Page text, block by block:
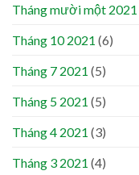
Tháng mười một 2021
Tháng 10 2021 (6)
Tháng 7 2021 (5)
Tháng 5 2021 (5)
Tháng 4 2021 (3)
Tháng 3 2021 (4)